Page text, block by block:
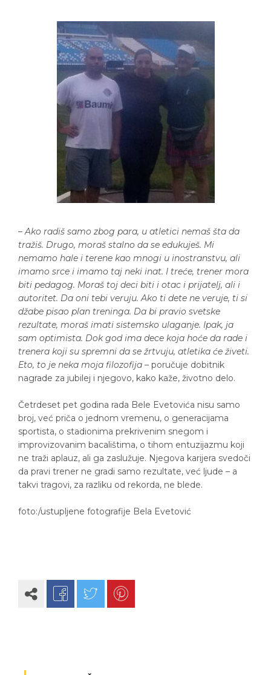
–Ako radiš samo zbog para, u atletici nemaš šta da
tražiš. Drugo, moraš stalno da se edukuješ. Mi
nemamo hale i terene kao mnogi u inostranstvu, ali
imamo srce i imamo taj neki inat. I treće, trener mora
biti pedagog. Moraš toj deci biti i otac i prijatelj, ali i
autoritet. Da oni tebi veruju. Ako ti dete ne veruje, ti si
džabe pisao plan treninga. Da bi pravio svetske
rezultate, moraš imati sistemsko ulaganje. Ipak, ja
sam optimista. Dok god ima dece koja hoće da rade i
trenera koji su spremni da se žrtvuju, atletika će živeti.
Eto, to je neka moja filozofija – poručuje dobitnik
nagrade za jubilej i njegovo, kako kaže, životno delo.
Četrdeset pet godina rada Bele Evetovića nisu samo
broj, već priča o jednom vremenu, o generacijama
sportista, o stadionima prekrivenim snegom i
improvizovanim bacalištima, o tihom entuzijazmu koji
ne traži aplauz, ali ga zaslužuje. Njegova karijera svedoči
da pravi trener ne gradi samo rezultate, već ljude – a
takvi tragovi, za razliku od rekorda, ne blede.
foto:/ustupljene fotografije Bela Evetović